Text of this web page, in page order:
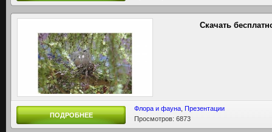
Скачать
ПОДРОБНЕЕ
Флора и фауна Презентации
Просмотров: 6873